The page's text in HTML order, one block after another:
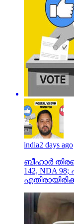
india2 days ago
ബീഹാർ
142, NDA